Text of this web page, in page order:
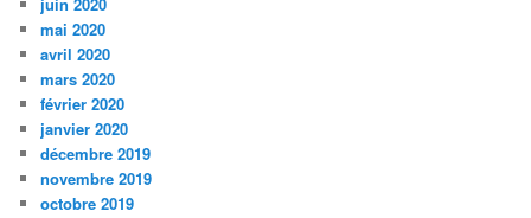
mai 2020
avril 2020
mars 2020
février 2020
janvier 2020
décembre 2019
novembre 2019
octobre 2019